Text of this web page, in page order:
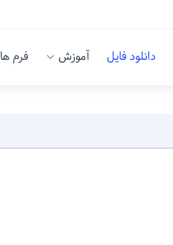
دانلود فایل آموزش فرم ها